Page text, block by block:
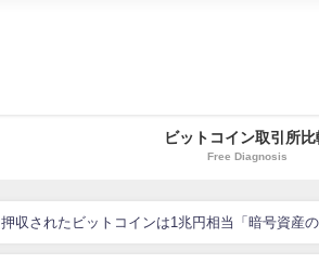
ビットコイン取引所比
Free Diagnosis
押収されたビットコインは1兆円相当「暗号資産